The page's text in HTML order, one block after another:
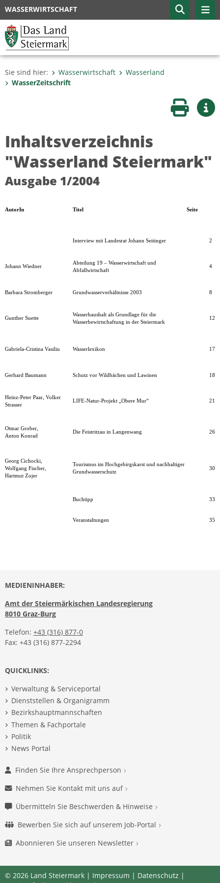
WASSERWIRTSCHAFT
Sie sind hier: Wasserwirtschaft
Wasserland
WasserZeitschrift
Seite
Inhaltsverzeichnis
"Wasserland Steiermark"
Ausgabe 1/2004
AutorIn Titel Seite
Interview mit Landesrat Johann Seitinger 2
Johann Wiedner
Abteilung 19 ­­– Wasserwirtschaft und
Abfallwirtschaft
4
Barbara Stromberger Grundwasserverhältnisse 2003 8
Gunther Suette
Wasserhaushalt als Grundlage für die
Wasserbewirtschaftung in der Steiermark
12
Gabriela-Cristina Vasiliu Wasserlexikon 17
Gerhard Baumann Schutz vor Wildbächen und Lawinen 18
Heinz-Peter Paar, Volker
Strasser
LIFE-Natur-Projekt „Obere Mur“ 21
Otmar Grober,
Anton Konrad
Die Feistritzau in Langenwang 26
Georg Cichocki,
Wolfgang Fischer,
Hartmut Zojer
Tourismus im Hochgebirgskarst und nachhaltiger
Grundwasserschutz
30
Buchtipp 33
Veranstaltungen 35
MEDIENINHABER:
Amt der Steiermärkischen Landesregierung
8010 Graz-Burg
Telefon: +43 (316) 877-0
Fax: +43 (316) 877-2294
QUICKLINKS:
Verwaltung & Serviceportal
Dienststellen & Organigramm
Bezirkshauptmannschaften
Themen & Fachportale
Politik
News Portal
Finden Sie Ihre Ansprechperson
Nehmen Sie Kontakt mit uns auf
Übermitteln Sie Beschwerden & Hinweise
Bewerben Sie sich auf unserem Job-Portal
Abonnieren Sie unseren Newsletter
© 2026 Land Steiermark | Impressum | Datenschutz |